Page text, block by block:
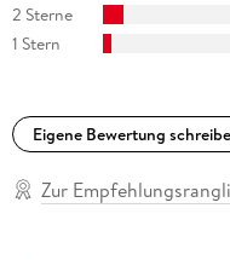
Leser*innen online auf
2 Sterne
1 Stern
Eigene Bewertung
Zur